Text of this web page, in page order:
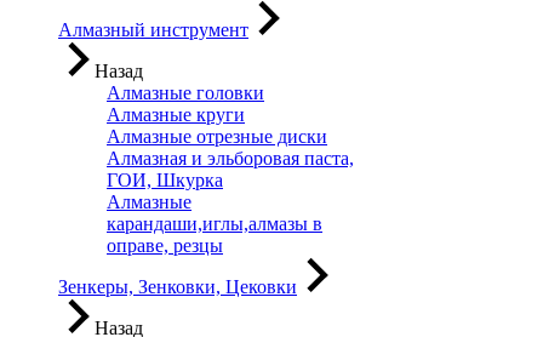
Алмазный инструмент
Назад
Алмазные головки
Алмазные круги
Алмазные отрезные диски
Алмазная и эльборовая паста,
ГОИ, Шкурка
Алмазные
карандаши,иглы,алмазы в
оправе, резцы
Зенкеры, Зенковки, Цековки
Назад